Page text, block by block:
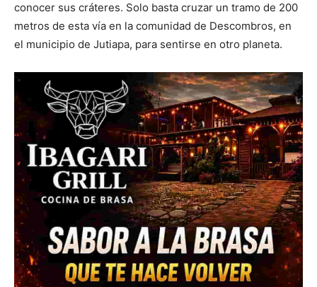
conocer sus cráteres. Solo basta cruzar un tramo de 200
metros de esta vía en la comunidad de Descombros, en
el municipio de Jutiapa, para sentirse en otro planeta.